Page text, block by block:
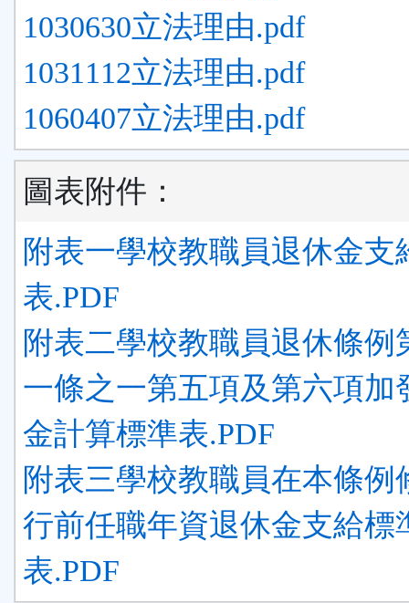
1030630立法理由.pdf
1031112立法理由.pdf
1060407立法理由.pdf
圖表附件：
附表一學校教職員退休金支
表.PDF
附表二學校教職員退休條例
一條之一第五項及第六項加
金計算標準表.PDF
附表三學校教職員在本條例
行前任職年資退休金支給標
表.PDF